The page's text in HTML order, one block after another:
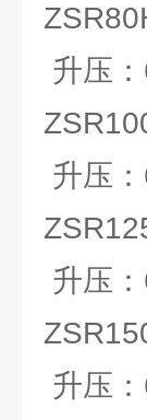
升压
升压
升压
升压